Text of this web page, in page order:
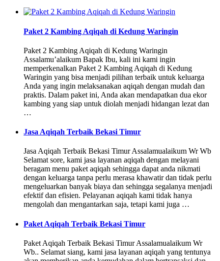
Paket 2 Kambing Aqiqah di Kedung Waringin
Paket 2 Kambing Aqiqah di Kedung Waringin
Assalamu’alaikum Bapak Ibu, kali ini kami ingin
memperkenalkan Paket 2 Kambing Aqiqah di Kedung
Waringin yang bisa menjadi pilihan terbaik untuk keluarga
Anda yang ingin melaksanakan aqiqah dengan mudah dan
praktis. Dalam paket ini, Anda akan mendapatkan dua ekor
kambing yang siap untuk diolah menjadi hidangan lezat dan
…
Jasa Aqiqah Terbaik Bekasi Timur
Jasa Aqiqah Terbaik Bekasi Timur Assalamualaikum Wr Wb
Selamat sore, kami jasa layanan aqiqah dengan melayani
beragam menu paket aqiqah sehingga dapat anda nikmati
dengan keluarga tanpa perlu merasa khawatir dan tidak perlu
mengeluarkan banyak biaya dan sehingga segalanya menjadi
efektif dan efisien. Pelayanan aqiqah kami tidak hanya
mengolah dan mengantarkan saja, tetapi kami juga …
Paket Aqiqah Terbaik Bekasi Timur
Paket Aqiqah Terbaik Bekasi Timur Assalamualaikum Wr
Wb.. Selamat siang, kami jasa layanan aqiqah yang tentunya